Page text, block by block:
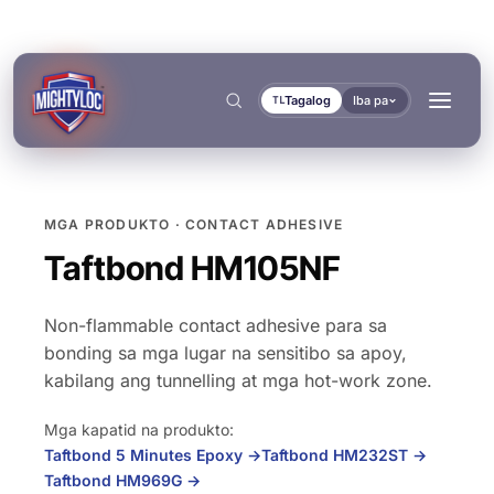
TLTagalog Iba pa
BUILD AT FABRICATE TRANSPORT AT MARINE
MGA DOKUMENTO MGA TOOL
Hanapin→
MGA PRODUKTO · CONTACT ADHESIVE
Taftbond HM105NF
Non-flammable contact adhesive para sa
bonding sa mga lugar na sensitibo sa apoy,
kabilang ang tunnelling at mga hot-work zone.
Mga kapatid na produkto:
Taftbond 5 Minutes Epoxy →Taftbond HM232ST →
Taftbond HM969G →